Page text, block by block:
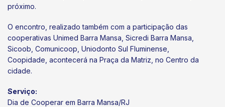
próximo.
O encontro, realizado também com a participação das
cooperativas Unimed Barra Mansa, Sicredi Barra Mansa,
Sicoob, Comunicoop, Uniodonto Sul Fluminense,
Coopidade, acontecerá na Praça da Matriz, no Centro da
cidade.
Serviço:
Dia de Cooperar em Barra Mansa/RJ